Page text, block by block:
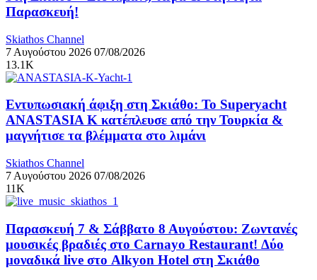
Παρασκευή!
Skiathos Channel
7 Αυγούστου 2026 07/08/2026
13.1K
Εντυπωσιακή άφιξη στη Σκιάθο: Το Superyacht
ANASTASIA K κατέπλευσε από την Τουρκία &
μαγνήτισε τα βλέμματα στο λιμάνι
Skiathos Channel
7 Αυγούστου 2026 07/08/2026
11K
Παρασκευή 7 & Σάββατο 8 Αυγούστου: Ζωντανές
μουσικές βραδιές στο Carnayo Restaurant! Δύο
μοναδικά live στο Alkyon Hotel στη Σκιάθο